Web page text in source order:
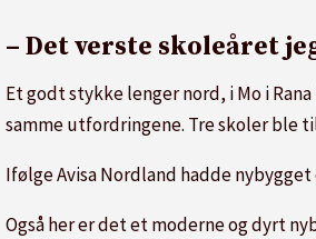
– Det verste skoleåret
Et godt stykke lenger nord, i Mo i
samme utfordringene. Tre skoler ble
Ifølge Avisa Nordland hadde
Også her er det et moderne og dyrt